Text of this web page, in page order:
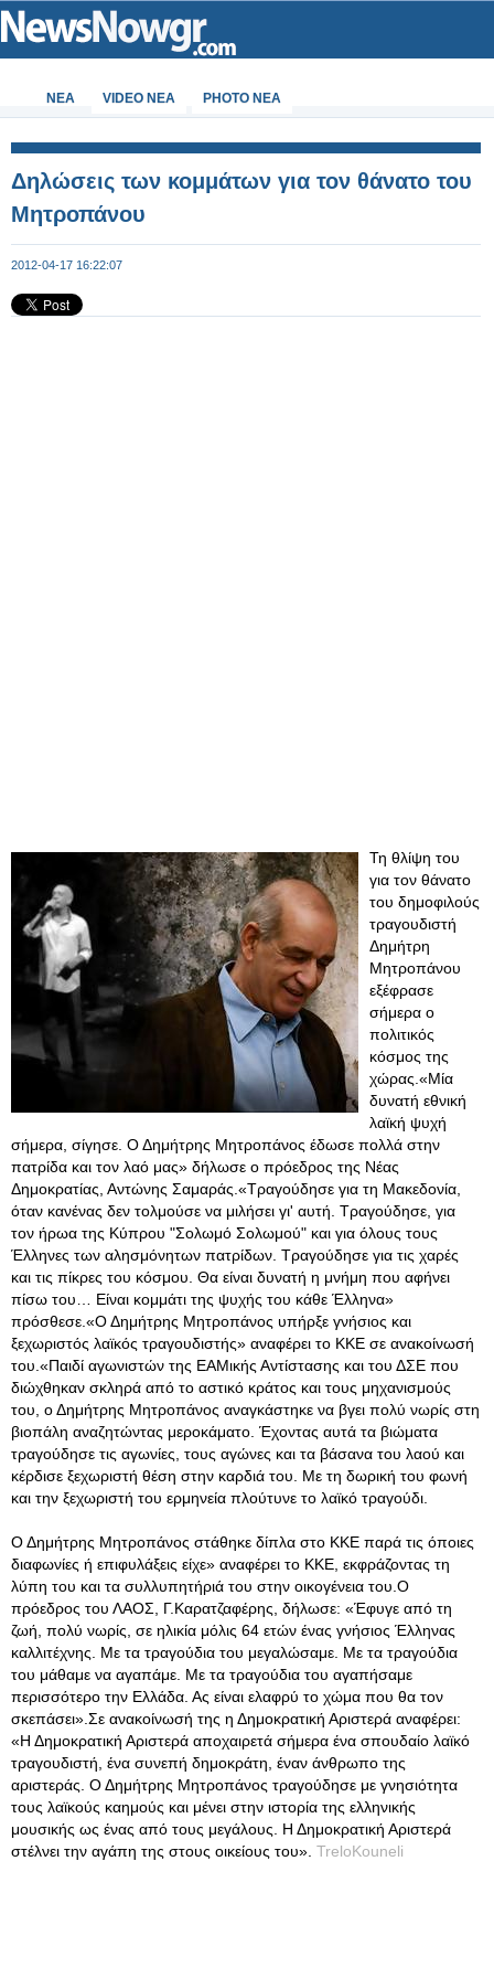
ΝΕΑ VIDEO NEA PHOTO NEA
Δηλώσεις των κομμάτων για τον θάνατο του
Μητροπάνου
2012-04-17 16:22:07
Τη θλίψη του
για τον θάνατο
του δημοφιλούς
τραγουδιστή
Δημήτρη
Μητροπάνου
εξέφρασε
σήμερα ο
πολιτικός
κόσμος της
χώρας.«Μία
δυνατή εθνική
λαϊκή ψυχή
σήμερα, σίγησε. Ο Δημήτρης Μητροπάνος έδωσε πολλά στην
πατρίδα και τον λαό μας» δήλωσε ο πρόεδρος της Νέας
Δημοκρατίας, Αντώνης Σαμαράς.«Τραγούδησε για τη Μακεδονία,
όταν κανένας δεν τολμούσε να μιλήσει γι' αυτή. Τραγούδησε, για
τον ήρωα της Κύπρου "Σολωμό Σολωμού" και για όλους τους
Έλληνες των αλησμόνητων πατρίδων. Τραγούδησε για τις χαρές
και τις πίκρες του κόσμου. Θα είναι δυνατή η μνήμη που αφήνει
πίσω του… Είναι κομμάτι της ψυχής του κάθε Έλληνα»
πρόσθεσε.«Ο Δημήτρης Μητροπάνος υπήρξε γνήσιος και
ξεχωριστός λαϊκός τραγουδιστής» αναφέρει το ΚΚΕ σε ανακοίνωσή
του.«Παιδί αγωνιστών της ΕΑΜικής Αντίστασης και του ΔΣΕ που
διώχθηκαν σκληρά από το αστικό κράτος και τους μηχανισμούς
του, ο Δημήτρης Μητροπάνος αναγκάστηκε να βγει πολύ νωρίς στη
βιοπάλη αναζητώντας μεροκάματο. Έχοντας αυτά τα βιώματα
τραγούδησε τις αγωνίες, τους αγώνες και τα βάσανα του λαού και
κέρδισε ξεχωριστή θέση στην καρδιά του. Με τη δωρική του φωνή
και την ξεχωριστή του ερμηνεία πλούτυνε το λαϊκό τραγούδι.
Ο Δημήτρης Μητροπάνος στάθηκε δίπλα στο ΚΚΕ παρά τις όποιες
διαφωνίες ή επιφυλάξεις είχε» αναφέρει το ΚΚΕ, εκφράζοντας τη
λύπη του και τα συλλυπητήριά του στην οικογένεια του.Ο
πρόεδρος του ΛΑΟΣ, Γ.Καρατζαφέρης, δήλωσε: «Έφυγε από τη
ζωή, πολύ νωρίς, σε ηλικία μόλις 64 ετών ένας γνήσιος Έλληνας
καλλιτέχνης. Με τα τραγούδια του μεγαλώσαμε. Με τα τραγούδια
του μάθαμε να αγαπάμε. Με τα τραγούδια του αγαπήσαμε
περισσότερο την Ελλάδα. Ας είναι ελαφρύ το χώμα που θα τον
σκεπάσει».Σε ανακοίνωσή της η Δημοκρατική Αριστερά αναφέρει:
«Η Δημοκρατική Αριστερά αποχαιρετά σήμερα ένα σπουδαίο λαϊκό
τραγουδιστή, ένα συνεπή δημοκράτη, έναν άνθρωπο της
αριστεράς. Ο Δημήτρης Μητροπάνος τραγούδησε με γνησιότητα
τους λαϊκούς καημούς και μένει στην ιστορία της ελληνικής
μουσικής ως ένας από τους μεγάλους. Η Δημοκρατική Αριστερά
στέλνει την αγάπη της στους οικείους του». TreloKouneli